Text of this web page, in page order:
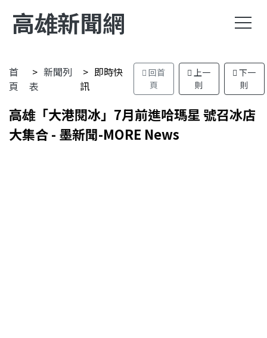
高雄新聞網
首
頁
新聞列
表
即時快
訊
回首
頁
上一
則
下一
則
高雄「大港閱冰」7月前進哈瑪星 號召冰店
大集合 - 墨新聞-MORE News